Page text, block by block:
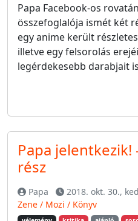
Papa Facebook-os
összefoglalója ismét két
egy anime került
illetve egy felsorolás
legérdekesebb darabjait
Papa jelentkezik!
rész
Papa 2018. okt. 30.,
Zene / Mozi / Könyv